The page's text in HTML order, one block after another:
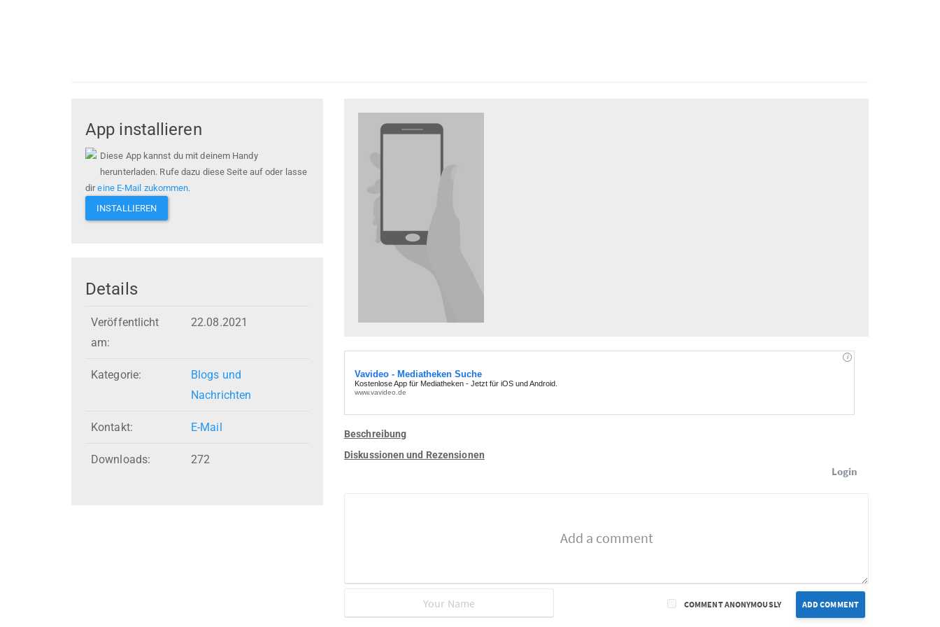
App installieren
Diese App kannst du mit deinem Handy
herunterladen. Rufe dazu diese Seite auf oder lasse
direine E-Mail zukommen.
INSTALLIEREN
Details
Veröffentlicht
am:
22.08.2021
Kategorie:
Blogs und
Nachrichten
Kontakt: E-Mail
Downloads: 272
Beschreibung
Diskussionen und Rezensionen
Login
ADD COMMENT
COMMENT ANONYMOUSLY